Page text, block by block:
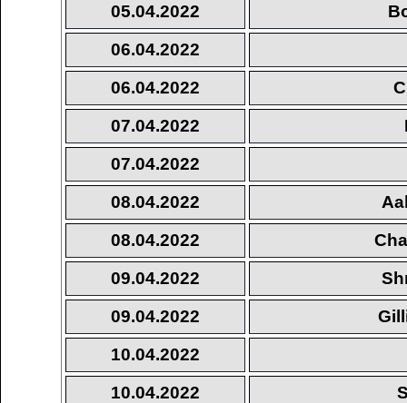
05.04.2022
06.04.2022
06.04.2022
07.04.2022
07.04.2022
08.04.2022
08.04.2022
09.04.2022
09.04.2022
10.04.2022
10.04.2022